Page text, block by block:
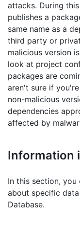
attacks. During
publishes a
same name as a
third party or
malicious version
look at project
packages are
aren't sure if
non-malicious
dependencies
affected by
Information
In this section,
about specific
Database.